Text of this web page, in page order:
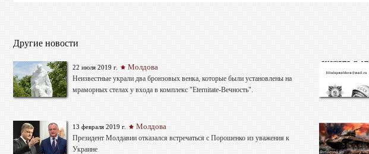
Другие новости
22 июля 2019 г. Молдова
Неизвестные украли два бронзовых венка, которые были установлены на
мраморных стелах у входа в комплекс "Eternitate-Вечность".
13 февраля 2019 г. Молдова
Президент Молдавии отказался встречаться с Порошенко из уважения к
Украине